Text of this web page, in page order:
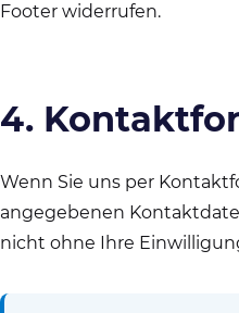
Footer widerrufen.
4.
Wenn Sie uns per
angegebenen
nicht ohne Ihre